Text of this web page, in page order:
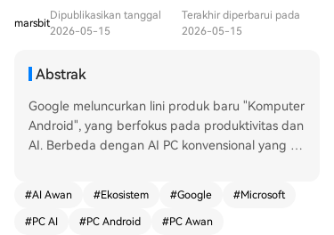
marsbit
Dipublikasikan tanggal
2026-05-15
Terakhir diperbarui pada
2026-05-15
Abstrak
Google meluncurkan lini produk baru "Komputer
Android", yang berfokus pada produktivitas dan
AI. Berbeda dengan AI PC konvensional yang m
basis cloud sebagai inti, sehingga mengurangi k
etergantungan pada perangkat keras canggih d
#AI Awan #Ekosistem #Google #Microsoft
#PC AI #PC Android #PC Awan